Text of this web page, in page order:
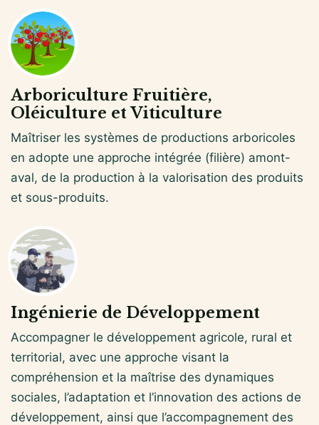
Arboriculture Fruitière,
Oléiculture et Viticulture
Maîtriser les systèmes de productions arboricoles
en adopte une approche intégrée (filière) amont-
aval, de la production à la valorisation des produits
et sous-produits.
Ingénierie de Développement
Accompagner le développement agricole, rural et
territorial, avec une approche visant la
compréhension et la maîtrise des dynamiques
sociales, l’adaptation et l’innovation des actions de
développement, ainsi que l’accompagnement des